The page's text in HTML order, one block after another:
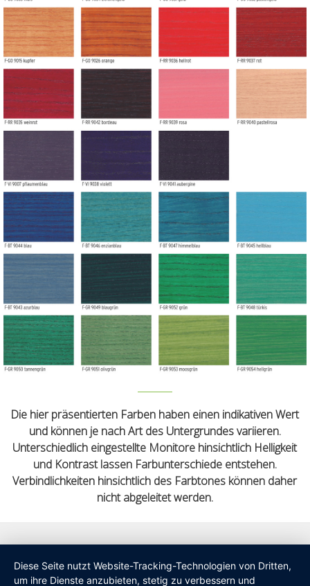
Die hier präsentierten Farben haben einen indikativen Wert
und können je nach Art des Untergrundes variieren.
Unterschiedlich eingestellte Monitore hinsichtlich Helligkeit
und Kontrast lassen Farbunterschiede entstehen.
Verbindlichkeiten hinsichtlich des Farbtones können daher
nicht abgeleitet werden.
Diese Seite nutzt Website-Tracking-Technologien von Dritten,
um ihre Dienste anzubieten, stetig zu verbessern und